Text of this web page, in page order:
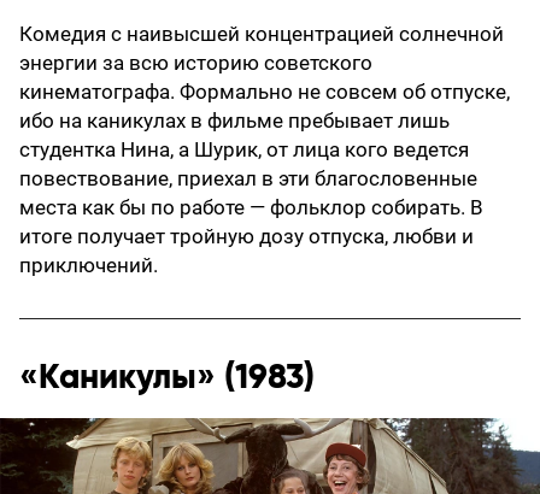
Комедия с наивысшей концентрацией солнечной
энергии за всю историю советского
кинематографа. Формально не совсем об отпуске,
ибо на каникулах в фильме пребывает лишь
студентка Нина, а Шурик, от лица кого ведется
повествование, приехал в эти благословенные
места как бы по работе — фольклор собирать. В
итоге получает тройную дозу отпуска, любви и
приключений.
«Каникулы» (1983)